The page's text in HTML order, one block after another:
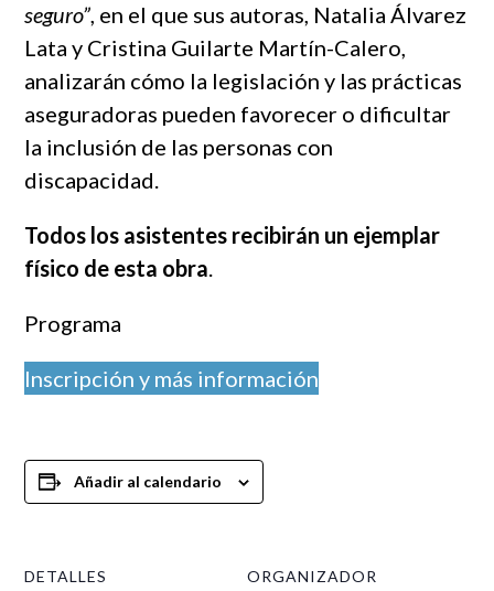
seguro”, en el que sus autoras, Natalia Álvarez
Lata y Cristina Guilarte Martín-Calero,
analizarán cómo la legislación y las prácticas
aseguradoras pueden favorecer o dificultar
la inclusión de las personas con
discapacidad.
Todos los asistentes recibirán un ejemplar
físico de esta obra.
Programa
Inscripción y más información
Añadir al calendario
DETALLES ORGANIZADOR